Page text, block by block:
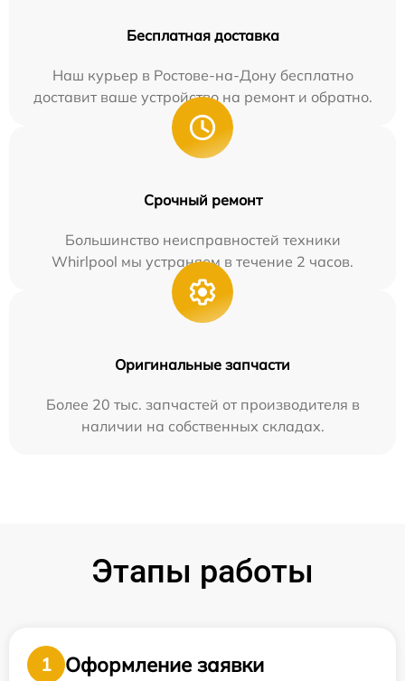
Бесплатная доставка
Наш курьер в Ростове-на-Дону бесплатно
доставит ваше устройство на ремонт и обратно.
Срочный ремонт
Большинство неисправностей техники
Whirlpool мы устраняем в течение 2 часов.
Оригинальные запчасти
Более 20 тыс. запчастей от производителя в
наличии на собственных складах.
Этапы работы
1
Оформление заявки